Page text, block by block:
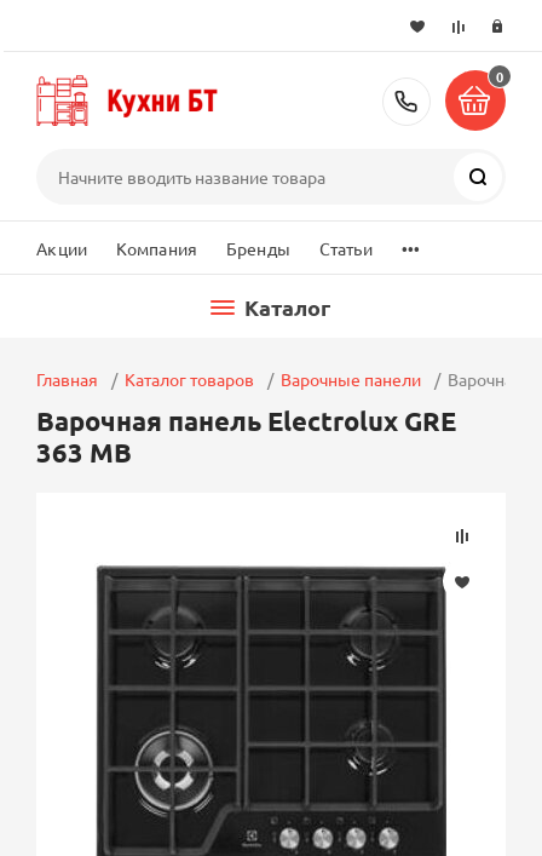
+7 (495)
0
Акции Компания Бренды Статьи ...
Каталог
Главная Каталог товаров Варочные панели Варочная
Варочная панель Electrolux GRE
363 MB